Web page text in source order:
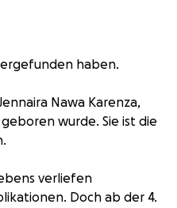
haben.
Nawa Karenza,
wurde. Sie ist die
verliefen
Doch ab der 4.